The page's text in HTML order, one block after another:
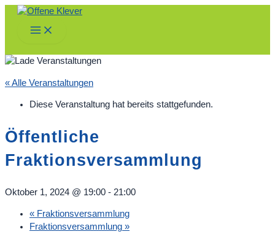
Zum
springen
Main
Menu
« Alle Veranstaltungen
Diese Veranstaltung hat bereits stattgefunden.
Öffentliche
Fraktionsversammlung
Oktober 1, 2024 @ 19:00 - 21:00
« Fraktionsversammlung
Fraktionsversammlung »